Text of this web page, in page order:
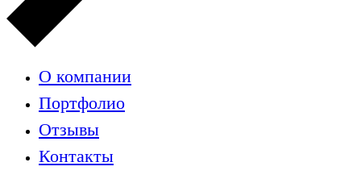
О компании
Портфолио
Отзывы
Контакты